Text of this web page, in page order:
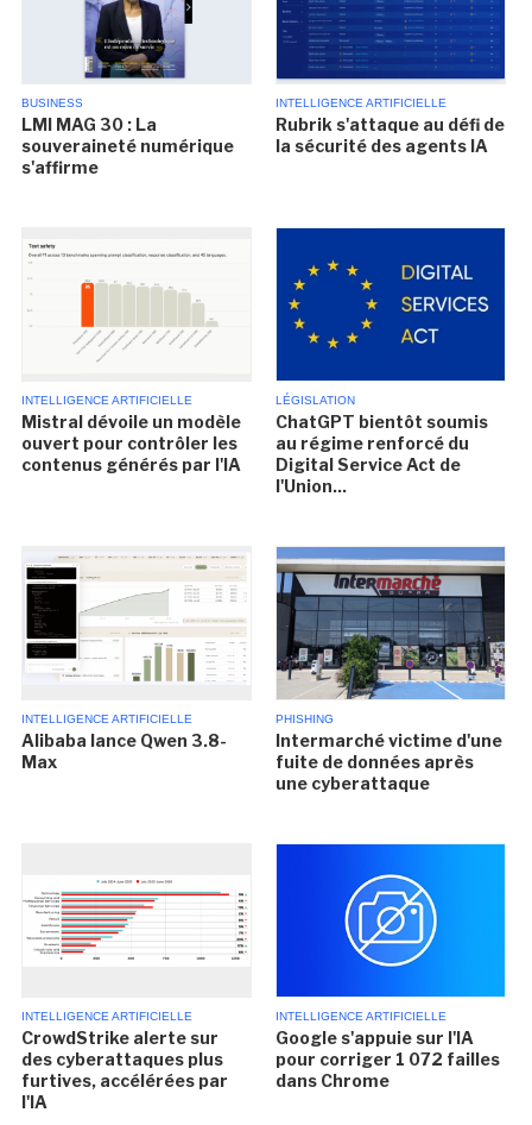
BUSINESS
LMI MAG 30 : La
souveraineté numérique
s'affirme
INTELLIGENCE ARTIFICIELLE
Rubrik s'attaque au défi de
la sécurité des agents IA
INTELLIGENCE ARTIFICIELLE
Mistral dévoile un modèle
ouvert pour contrôler les
contenus générés par l'IA
LÉGISLATION
ChatGPT bientôt soumis
au régime renforcé du
Digital Service Act de
l'Union...
INTELLIGENCE ARTIFICIELLE
Alibaba lance Qwen 3.8-
Max
PHISHING
Intermarché victime d'une
fuite de données après
une cyberattaque
INTELLIGENCE ARTIFICIELLE
CrowdStrike alerte sur
des cyberattaques plus
furtives, accélérées par
l'IA
INTELLIGENCE ARTIFICIELLE
Google s'appuie sur l'IA
pour corriger 1 072 failles
dans Chrome